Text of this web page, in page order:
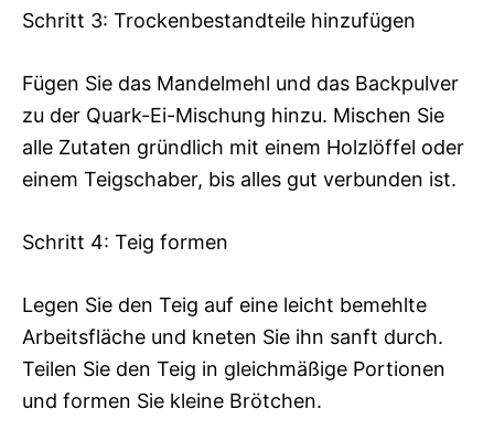
Schritt 3: Trockenbestandteile hinzufügen
Fügen Sie das Mandelmehl und das Backpulver
zu der Quark-Ei-Mischung hinzu. Mischen Sie
alle Zutaten gründlich mit einem Holzlöffel oder
einem Teigschaber, bis alles gut verbunden ist.
Schritt 4: Teig formen
Legen Sie den Teig auf eine leicht bemehlte
Arbeitsfläche und kneten Sie ihn sanft durch.
Teilen Sie den Teig in gleichmäßige Portionen
und formen Sie kleine Brötchen.